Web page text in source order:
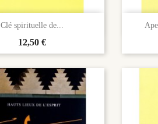
Clé spirituelle de...
Prix
12,50 €
 Aperçu rapide